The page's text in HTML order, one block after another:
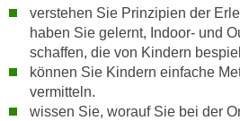
verstehen Sie Prinzipien der
haben Sie gelernt, Indoor- und
schaffen, die von Kindern
können Sie Kindern einfache
vermitteln.
wissen Sie, worauf Sie bei der
e
i